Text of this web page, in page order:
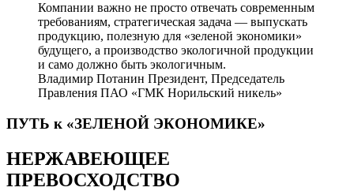
Компании важно не просто отвечать современным
требованиям, стратегическая задача — выпускать
продукцию, полезную для «зеленой экономики»
будущего, а производство экологичной продукции
и само должно быть экологичным.
Владимир Потанин Президент, Председатель
Правления ПАО «ГМК Норильский никель»
ПУТЬ к «ЗЕЛЕНОЙ ЭКОНОМИКЕ»
НЕРЖАВЕЮЩЕЕ
ПРЕВОСХОДСТВО